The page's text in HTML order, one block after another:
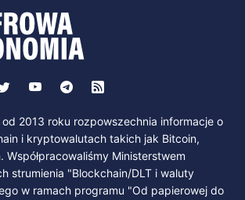
2013 roku rozpowszechnia informacje o
i kryptowalutach takich jak Bitcoin,
Współpracowaliśmy Ministerstwem
strumienia "Blockchain/DLT i waluty
w ramach programu "Od papierowej do